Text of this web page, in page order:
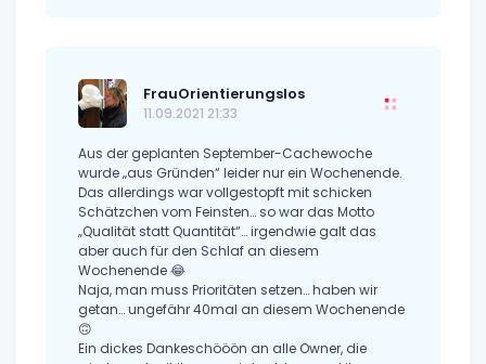
FrauOrientierungslos
11.09.2021 21:33
Aus der geplanten September-Cachewoche
wurde „aus Gründen“ leider nur ein Wochenende.
Das allerdings war vollgestopft mit schicken
Schätzchen vom Feinsten… so war das Motto
„Qualität statt Quantität“… irgendwie galt das
aber auch für den Schlaf an diesem
Wochenende 😂
Naja, man muss Prioritäten setzen… haben wir
getan… ungefähr 40mal an diesem Wochenende
🙃
Ein dickes Dankeschööön an alle Owner, die